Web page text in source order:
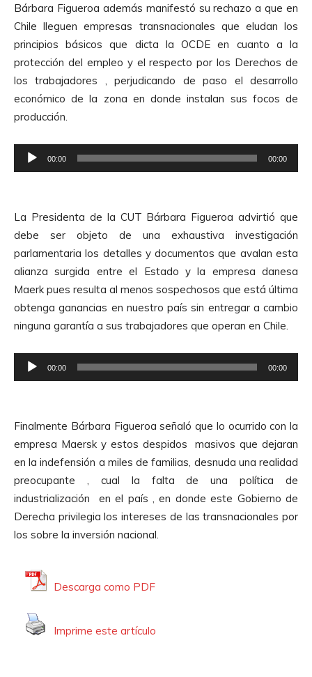
o
d
u
c
t
o
r
d
d
i
o
Bárbara Figueroa además manifestó su rechazo a que en
Chile lleguen empresas transnacionales que eludan los
principios básicos que dicta la OCDE en cuanto a la
protección del empleo y el respecto por los Derechos de
los trabajadores , perjudicando de paso el desarrollo
económico de la zona en donde instalan sus focos de
producción.
e
o
d
u
c
t
o
r
d
d
i
o
00:00 00:00
La Presidenta de la CUT Bárbara Figueroa advirtió que
debe ser objeto de una exhaustiva investigación
parlamentaria los detalles y documentos que avalan esta
alianza surgida entre el Estado y la empresa danesa
Maerk pues resulta al menos sospechosos que está última
obtenga ganancias en nuestro país sin entregar a cambio
ninguna garantía a sus trabajadores que operan en Chile.
e
o
d
u
c
t
o
r
00:00 00:00
Finalmente Bárbara Figueroa señaló que lo ocurrido con la
empresa Maersk y estos despidos masivos que dejaran
en la indefensión a miles de familias, desnuda una realidad
preocupante , cual la falta de una política de
industrialización en el país , en donde este Gobierno de
Derecha privilegia los intereses de las transnacionales por
los sobre la inversión nacional.
Descarga como PDF
Imprime este artículo